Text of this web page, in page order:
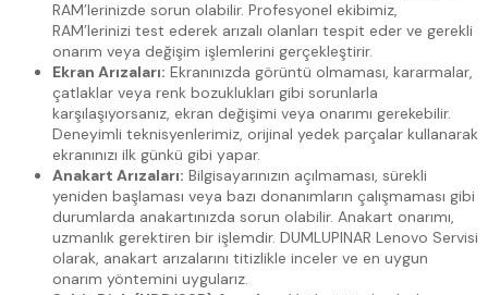
RAM’lerinizde sorun olabilir. Profesyonel ekibimiz,
RAM’lerinizi test ederek arızalı olanları tespit eder ve gerekli
onarım veya değişim işlemlerini gerçekleştirir.
Ekran Arızaları: Ekranınızda görüntü olmaması, kararmalar,
çatlaklar veya renk bozuklukları gibi sorunlarla
karşılaşıyorsanız, ekran değişimi veya onarımı gerekebilir.
Deneyimli teknisyenlerimiz, orijinal yedek parçalar kullanarak
ekranınızı ilk günkü gibi yapar.
Anakart Arızaları: Bilgisayarınızın açılmaması, sürekli
yeniden başlaması veya bazı donanımların çalışmaması gibi
durumlarda anakartınızda sorun olabilir. Anakart onarımı,
uzmanlık gerektiren bir işlemdir. DUMLUPINAR Lenovo Servisi
olarak, anakart arızalarını titizlikle inceler ve en uygun
onarım yöntemini uygularız.